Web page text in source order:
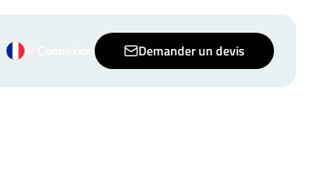
Connexion Demander un devis